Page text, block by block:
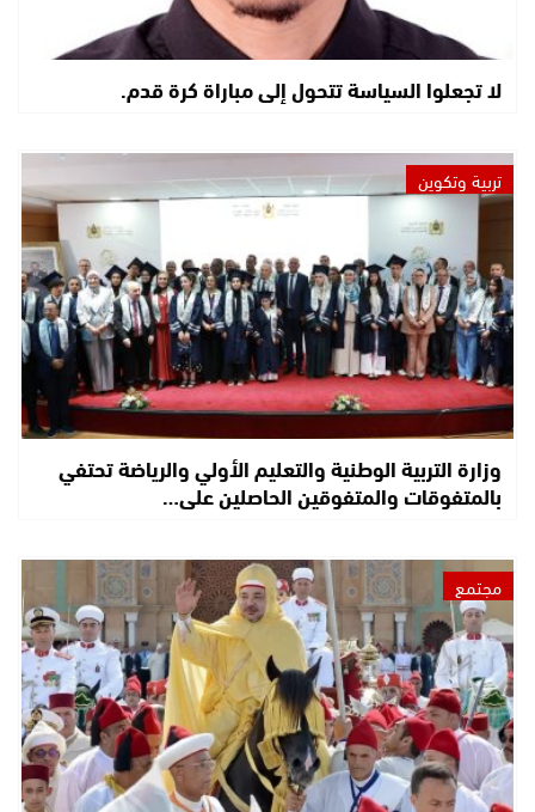
لا تجعلوا السياسة تتحول إلى مباراة كرة قدم.
تربية وتكوين
وزارة التربية الوطنية والتعليم الأولي والرياضة تحتفي
بالمتفوقات والمتفوقين الحاصلين على…
مجتمع